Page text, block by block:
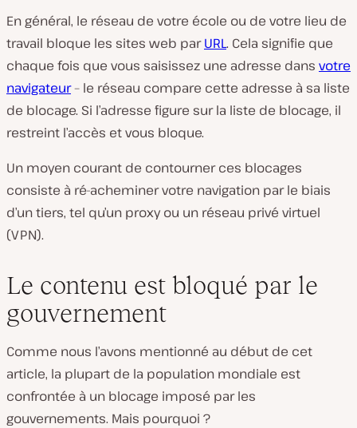
En général, le réseau de votre école ou de votre lieu de
travail bloque les sites web parURL. Cela signifie que
chaque fois que vous saisissez une adresse dans votre
navigateur– le réseau compare cette adresse à sa liste
de blocage. Si l’adresse figure sur la liste de blocage, il
restreint l’accès et vous bloque.
Un moyen courant de contourner ces blocages
consiste à ré-acheminer votre navigation par le biais
d’un tiers, tel qu’un proxy ou un réseau privé virtuel
(VPN).
Le contenu est bloqué par le
gouvernement
Comme nous l’avons mentionné au début de cet
article, la plupart de la population mondiale est
confrontée à un blocage imposé par les
gouvernements. Mais pourquoi ?